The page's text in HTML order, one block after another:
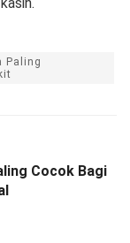
Paling
Cocok Bagi